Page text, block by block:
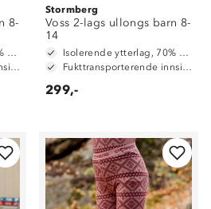
8-
Isolerende ytterlag, 70% merinoull / 30% polyester
Fukttransporterende innside, 100% polyester
Stormberg
Voss 2-lags ullongs barn 8-
14
Isolerende ytterlag, 70% merinoull / 30% polyester
Fukttransporterende innside, 100% polyester
299,-